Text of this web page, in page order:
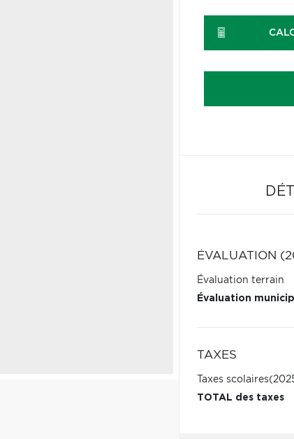
ÉVALUATION
Évaluation terrain
Évaluation
TAXES
Taxes scolaires
TOTAL des taxes